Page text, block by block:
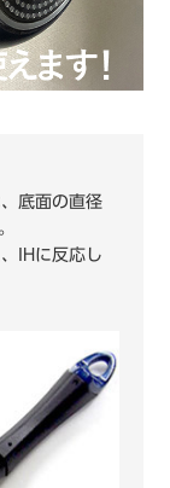
底面の直径
IHに反応し